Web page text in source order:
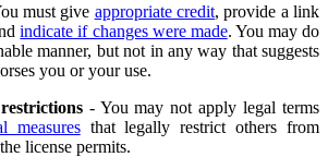
must give appropriate credit, provide a link
indicate if changes were made. You may do
manner, but not in any way that suggests
you or your use.
- You may not apply legal terms
measuresthat legally restrict others from
license permits.